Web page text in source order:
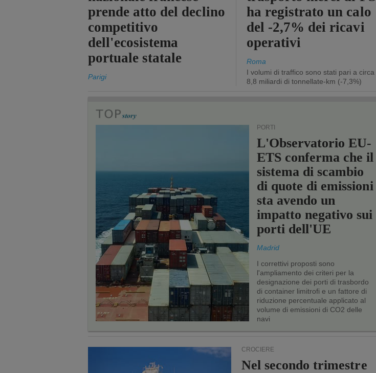
prende atto del declino
competitivo
dell'ecosistema
portuale statale
Parigi
ha registrato un calo
del -2,7% dei ricavi
operativi
Roma
I volumi di traffico sono stati pari a circa
8,8 miliardi di tonnellate-km (-7,3%)
PORTI
L'Observatorio EU-
ETS conferma che il
sistema di scambio
di quote di emissioni
sta avendo un
impatto negativo sui
porti dell'UE
Madrid
I correttivi proposti sono
l'ampliamento dei criteri per la
designazione dei porti di trasbordo
di container limitrofi e un fattore di
riduzione percentuale applicato al
volume di emissioni di CO2 delle
navi
CROCIERE
Nel secondo trimestre